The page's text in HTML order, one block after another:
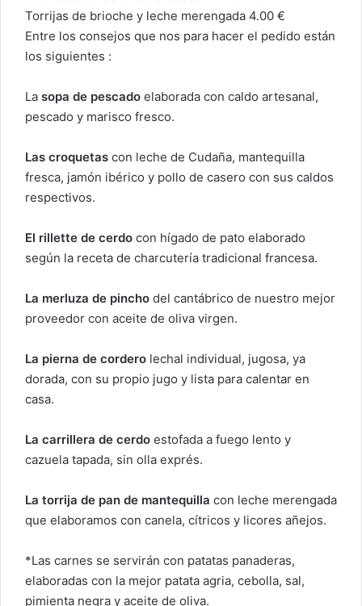
Torrijas de brioche y leche merengada 4.00 €
Entre los consejos que nos para hacer el pedido están
los siguientes :
La sopa de pescado elaborada con caldo artesanal,
pescado y marisco fresco.
Las croquetas con leche de Cudaña, mantequilla
fresca, jamón ibérico y pollo de casero con sus caldos
respectivos.
El rillette de cerdo con hígado de pato elaborado
según la receta de charcutería tradicional francesa.
La merluza de pincho del cantábrico de nuestro mejor
proveedor con aceite de oliva virgen.
La pierna de cordero lechal individual, jugosa, ya
dorada, con su propio jugo y lista para calentar en
casa.
La carrillera de cerdo estofada a fuego lento y
cazuela tapada, sin olla exprés.
La torrija de pan de mantequilla con leche merengada
que elaboramos con canela, cítricos y licores añejos.
*Las carnes se servirán con patatas panaderas,
elaboradas con la mejor patata agria, cebolla, sal,
pimienta negra y aceite de oliva.